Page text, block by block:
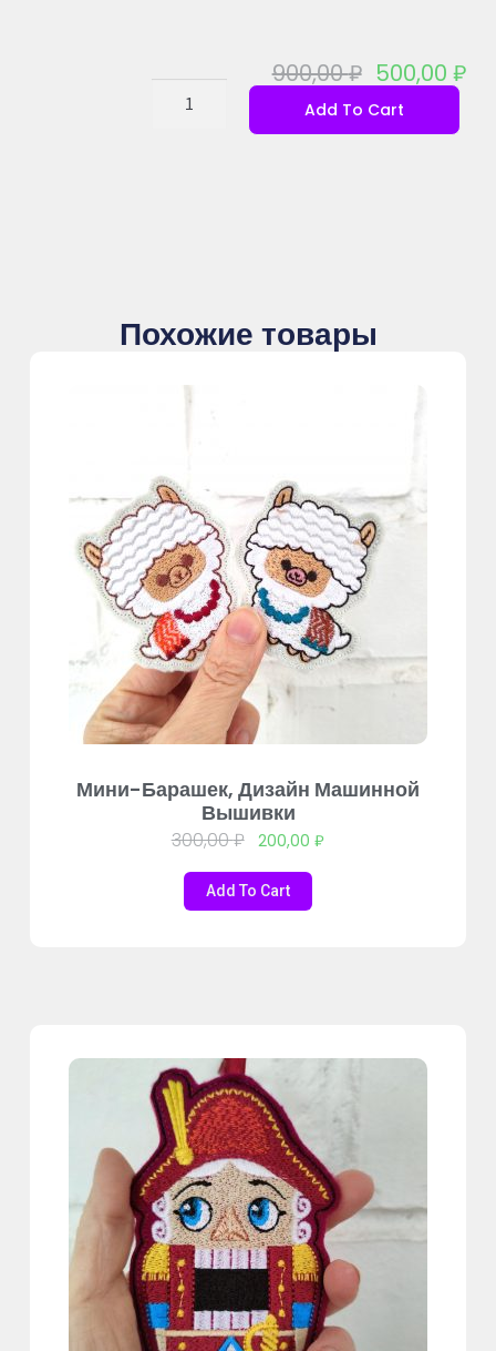
900,00₽ 500,00₽
Add To Cart
Похожие товары
Мини-Барашек, Дизайн Машинной
Вышивки
300,00₽ 200,00₽
Add To Cart